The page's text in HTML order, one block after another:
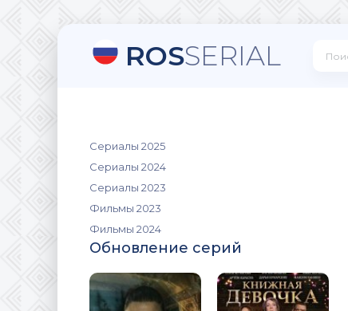
ROSSERIAL
Сериалы 2025
Сериалы 2024
Сериалы 2023
Фильмы 2023
Фильмы 2024
Обновление серий